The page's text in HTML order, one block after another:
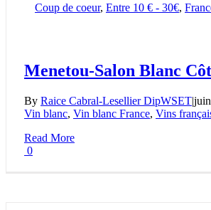
Coup de coeur, Entre 10 € - 30€,
Menetou-Salon Blanc
By Raice Cabral-Lesellier DipWSET|
Vin blanc, Vin blanc France, Vins
Read More
0